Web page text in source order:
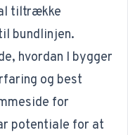
tiltrække
bundlinjen.
hvordan I bygger
og best
for
potentiale for at